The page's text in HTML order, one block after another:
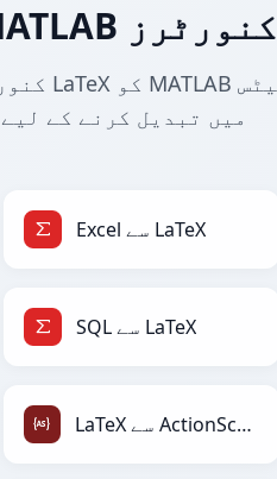
مزید LaTeX سے MATLAB کنورٹرز
میں تبدیل کرنے کے
Excel سے LaTeX
SQL سے LaTeX
LaTeX سے ActionScript